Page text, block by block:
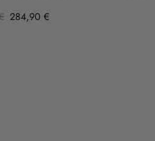
284,90 €